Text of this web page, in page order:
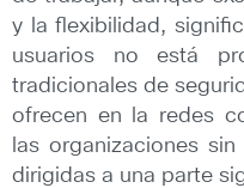
y la flexibilidad,
usuarios no está
tradicionales de
ofrecen en la redes
las organizaciones
dirigidas a una parte